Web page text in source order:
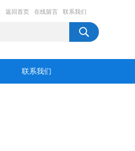
返回首页 在线留言 联系我们
联系我们